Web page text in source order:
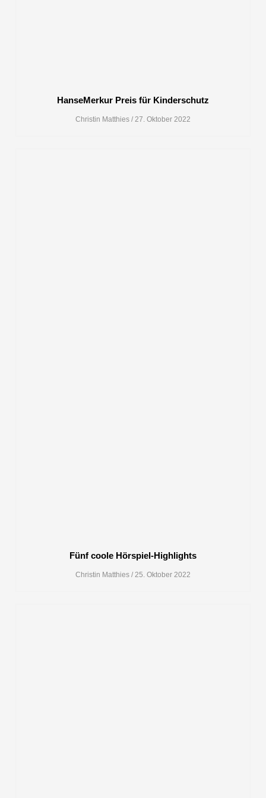
HanseMerkur Preis für Kinderschutz
Christin Matthies 27. Oktober 2022
Fünf coole Hörspiel-Highlights
Christin Matthies 25. Oktober 2022